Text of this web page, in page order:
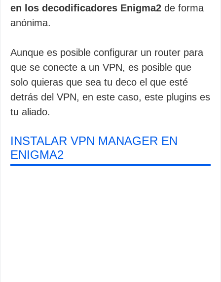
en los decodificadores Enigma2 de forma
anónima.
Aunque es posible configurar un router para
que se conecte a un VPN, es posible que
solo quieras que sea tu deco el que esté
detrás del VPN, en este caso, este plugins es
tu aliado.
INSTALAR VPN MANAGER EN
ENIGMA2